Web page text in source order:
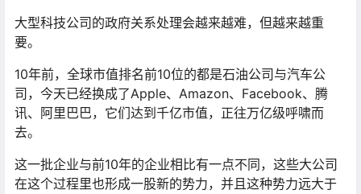
大型科技公司的政府关系处理会越来越难，但越来越重
要。
10年前，全球市值排名前10位的都是石油公司与汽车公
司，今天已经换成了Apple、Amazon、Facebook、腾
讯、阿里巴巴，它们达到千亿市值，正往万亿级呼啸而
去。
这一批企业与前10年的企业相比有一点不同，这些大公司
在这个过程里也形成一股新的势力，并且这种势力远大于